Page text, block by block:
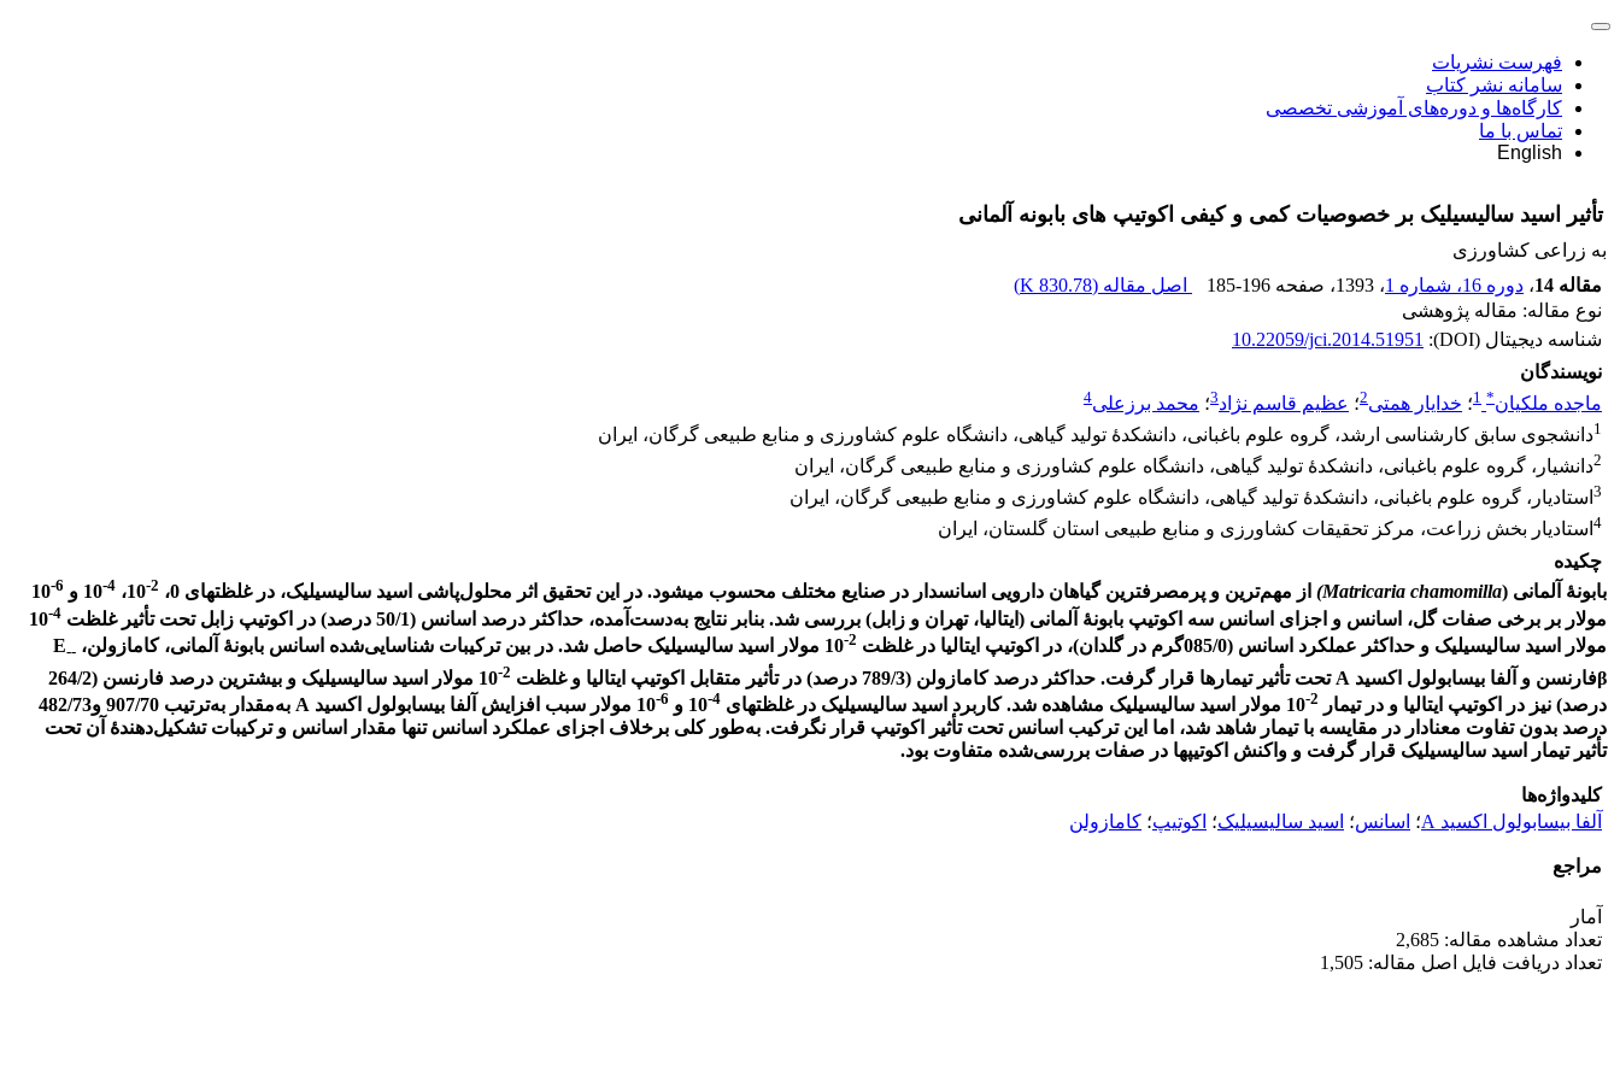
فهرست نشریات
سامانه نشر کتاب
کارگاه‌ها و دوره‌های آموزشی تخصصی
تماس با ما
English
تأثیر اسید سالیسیلیک بر خصوصیات کمی و کیفی اکوتیپ های بابونه آلمانی
به زراعی کشاورزی
مقاله 14
، دوره 16، شماره 1 ، 1393 ، صفحه 185-196 اصل مقاله (830.78 K
)
نوع مقاله: مقاله پژوهشی
شناسه دیجیتال (DOI):
10.22059/jci.2014.51951
نویسندگان
ماجده ملکیان*
1؛ خدایار همتی2؛ عظیم قاسم نژاد3؛ محمد برزعلی4
1دانشجوی سابق کارشناسی ارشد، گروه علوم باغبانی، دانشکدۀ تولید گیاهی، دانشگاه علوم کشاورزی و منابع طبیعی گرگان، ایران
2دانشیار، گروه علوم باغبانی، دانشکدۀ تولید گیاهی، دانشگاه علوم کشاورزی و منابع طبیعی گرگان، ایران
3 استادیار، گروه علوم باغبانی، دانشکدۀ تولید گیاهی، دانشگاه علوم کشاورزی و منابع طبیعی گرگان، ایران
4 استادیار بخش زراعت، مرکز تحقیقات کشاورزی و منابع طبیعی استان گلستان، ایران
چکیده
بابونۀ آلمانی (Matricaria chamomilla) از مهم‌ترین و پر­مصرف­ترین گیاهان دارویی اسانس­دار در صنایع مختلف محسوب می­شود. در این تحقیق اثر محلول‌پاشی اسید سالیسیلیک، در غلظت­ها­ی 0، 2- 10، 4- 10 و 6-
10
مولار بر برخی صفات گل، اسانس و اجزای اسانس سه اکوتیپ بابونۀ آلمانی (ایتالیا، تهران و زابل) بررسی شد. بنابر نتایج به‌دست‌آمده، حداکثر درصد اسانس (50/1 درصد) در اکوتیپ زابل تحت تأثیر غلظت
4-
10
مولار اسید سالیسیلیک و حداکثر عملکرد اسانس (085/0گرم در گلدان)، در اکوتیپ ایتالیا در غلظت
2- 10 مولار اسید سالیسیلیک حاصل شد. در بین ترکیبات شناسایی‌شده اسانس بابونۀ آلمانی، کامازولن، -
E-
βفارنسن و آلفا بیسابولول اکسید A تحت تأثیر تیمار­ها قرار گرفت. حداکثر درصد کامازولن (789/3 درصد) در تأثیر متقابل اکوتیپ ایتالیا و غلظت 2-
10 مولار اسید سالیسیلیک و بیشترین درصد فارنسن (264/2
درصد) نیز در اکوتیپ ایتالیا و در تیمار
2- 10 مولار اسید سالیسیلیک مشاهده شد. کاربرد اسید سالیسیلیک در غلظت­های 4- 10 و 6-
10 مولار سبب افزایش آلفا بیسابولول اکسید A به‌مقدار به‌ترتیب 907/70 و482/73
درصد بدون تفاوت معنا­دار در مقایسه با تیمار شاهد شد، اما این ترکیب اسانس تحت تأثیر اکوتیپ قرار نگرفت. به‌طور کلی برخلاف اجزای عملکرد اسانس تنها مقدار اسانس و ترکیبات تشکیل‌دهندۀ آن تحت
تأثیر تیمار اسید سالیسیلیک قرار گرفت و واکنش اکوتیپ­ها در صفات بررسی‌شده متفاوت بود.
کلیدواژه‌ها
آلفا بیسابولول اکسید A
؛ اسانس؛ اسید سالیسیلیک؛ اکوتیپ؛ کامازولن
مراجع
آمار
تعداد مشاهده مقاله: 2,685
تعداد دریافت فایل اصل مقاله: 1,505